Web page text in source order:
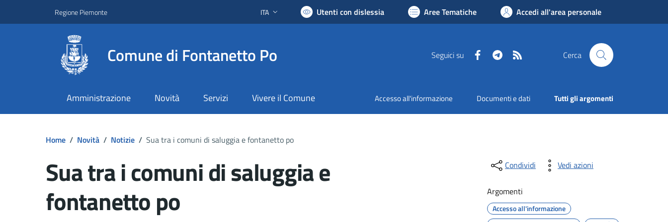
Regione Piemonte Lingua attiva:
ITA Utenti con dislessia Aree Tematiche Accedi all'area personale
Comune di Fontanetto Po Seguici su FacebookTelegram Cerca
Amministrazione Novità Servizi Vivere il Comune Accesso all'informazione Documenti e dati Tutti gli argomenti
Home / Novità / Notizie / Sua tra i comuni di saluggia e fontanetto po
Sua tra i comuni di saluggia e
fontanetto po
Condividi Vedi azioni
Argomenti
Accesso all'informazione